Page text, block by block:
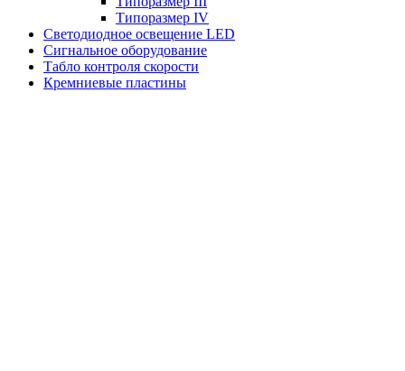
Типоразмер IV
Светодиодное освещение LED
Сигнальное оборудование
Табло контроля скорости
Кремниевые пластины